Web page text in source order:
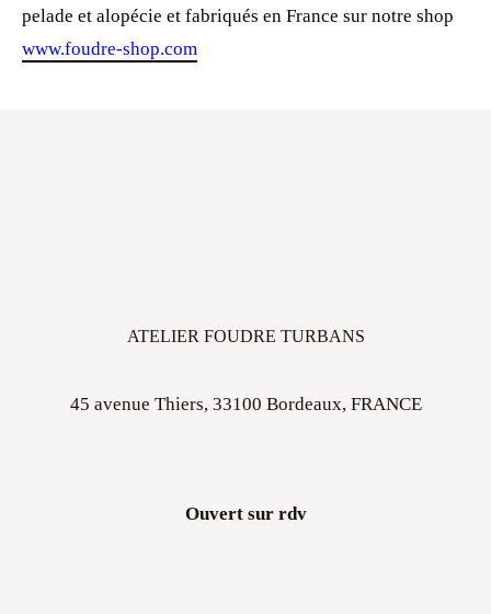
pelade et alopécie et fabriqués en France sur notre shop
www.foudre-shop.com
ATELIER FOUDRE TURBANS
45 avenue Thiers, 33100 Bordeaux, FRANCE
Ouvert sur rdv